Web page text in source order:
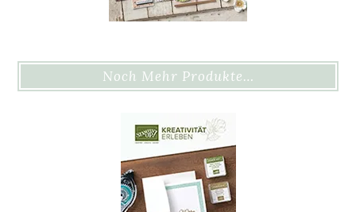
Noch Mehr Produkte…